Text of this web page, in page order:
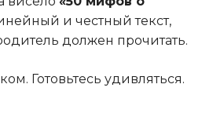
и честный текст,
должен прочитать.
Готовьтесь удивляться.